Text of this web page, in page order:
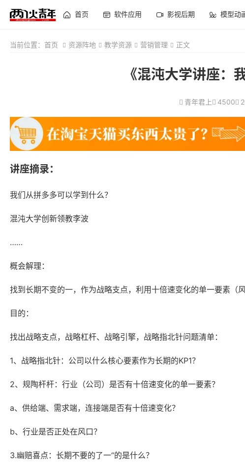
首页 软件应用 影视后期 模型动
当前位置： 首页 资源阵地 教学资源 营销管理 正文
《混沌大学讲座：
青年君上 4500
讲座摘录：
我们从拼多多可以学到什么？
混沌大学创新领教李波
……
概会解理：
找到长期不变的一，作为战略支点，利用十倍速变化的单一要素（
目的：
找出战略支点，战略杠杆、战略引擎，战略指北针问题清单：
1、战略指北针：公司以什么核心要素作为长期的KP1？
2、规陶杆杆：行业（公司）是否有十倍速变化的单一要素？
a、供给端、需求端，连接端是否有十倍速变化？
b、行业是否正处在风口？
3.幽赔喜点：长期不要的了一“的是什么？